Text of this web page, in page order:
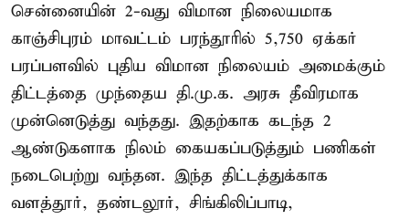
சென்னையின் 2-வது விமான நிலையமாக
காஞ்சிபுரம் மாவட்டம் பரந்தூரில் 5,750 ஏக்கர்
பரப்பளவில் புதிய விமான நிலையம் அமைக்கும்
திட்டத்தை முந்தைய தி.மு.க. அரசு தீவிரமாக
முன்னெடுத்து வந்தது. இதற்காக கடந்த 2
ஆண்டுகளாக நிலம் கையகப்படுத்தும் பணிகள்
நடைபெற்று வந்தன. இந்த திட்டத்துக்காக
வளத்தூர், தண்டலூர், சிங்கிலிப்பாடி,